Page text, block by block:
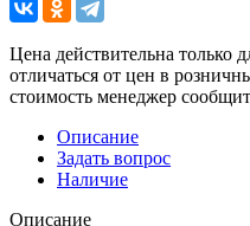
Цена действительна только
отличаться от цен в
стоимость менеджер
Описание
Задать вопрос
Наличие
Описание